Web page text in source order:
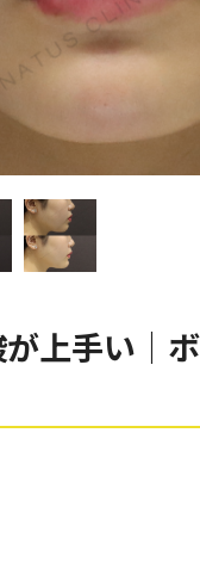
上手い｜